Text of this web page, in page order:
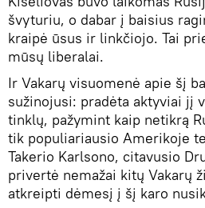
švyturiu, o dabar į baisius
kraipė ūsus ir linkčiojo. Tai
mūsų liberalai.
Ir Vakarų visuomenė apie šį
sužinojusi: pradėta aktyviai jį
tinklų, pažymint kaip netikrą
tik populiariausio Amerikoje
Takerio Karlsono, citavusio
privertė nemažai kitų Vakarų
atkreipti dėmesį į šį karo